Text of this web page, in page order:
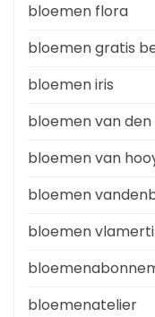
bloemen flora
bloemen gratis
bloemen iris
bloemen van
bloemen van
bloemen
bloemen
bloemenatelier